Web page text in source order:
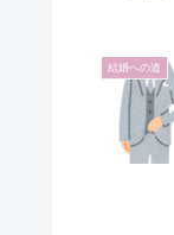
結婚への道